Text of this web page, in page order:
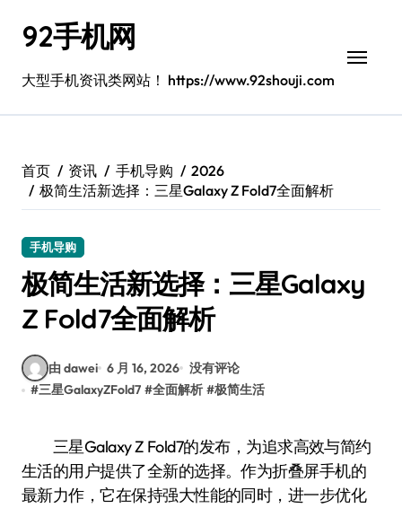
92手机网
大型手机资讯类网站！ https://www.92shouji.com
首页 资讯 手机导购
2026
极简生活新选择：三星Galaxy Z Fold7全面解析
手机导购
极简生活新选择：三星Galaxy
Z Fold7全面解析
由 dawei 6 月 16, 2026 没有评论
#三星GalaxyZFold7 #全面解析 #极简生活
三星Galaxy Z Fold7的发布，为追求高效与简约
生活的用户提供了全新的选择。作为折叠屏手机的
最新力作，它在保持强大性能的同时，进一步优化